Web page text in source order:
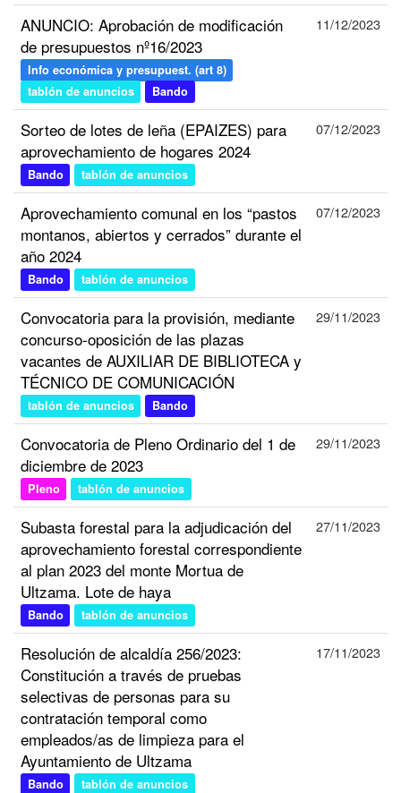
ANUNCIO: Aprobación de modificación
de presupuestos nº16/2023
Info económica y presupuest. (art 8)
tablón de anuncios
Bando
11/12/2023
Sorteo de lotes de leña (EPAIZES) para
aprovechamiento de hogares 2024
Bando tablón de anuncios
07/12/2023
Aprovechamiento comunal en los “pastos
montanos, abiertos y cerrados” durante el
año 2024
Bando tablón de anuncios
07/12/2023
Convocatoria para la provisión, mediante
concurso-oposición de las plazas
vacantes de AUXILIAR DE BIBLIOTECA y
TÉCNICO DE COMUNICACIÓN
tablón de anuncios Bando
29/11/2023
Convocatoria de Pleno Ordinario del 1 de
diciembre de 2023
Pleno tablón de anuncios
29/11/2023
Subasta forestal para la adjudicación del
aprovechamiento forestal correspondiente
al plan 2023 del monte Mortua de
Ultzama. Lote de haya
Bando tablón de anuncios
27/11/2023
Resolución de alcaldía 256/2023:
Constitución a través de pruebas
selectivas de personas para su
contratación temporal como
empleados/as de limpieza para el
Ayuntamiento de Ultzama
Bando tablón de anuncios
17/11/2023